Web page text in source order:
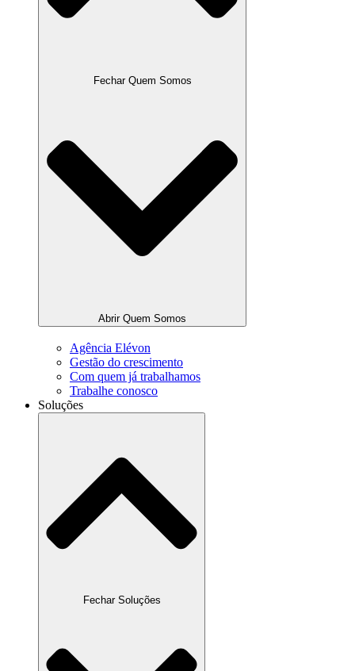
Fechar Quem Somos
Abrir Quem Somos
Agência Elévon
Gestão do crescimento
Com quem já trabalhamos
Trabalhe conosco
Soluções
Fechar Soluções